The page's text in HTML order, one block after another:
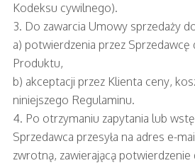
Kodeksu cywilnego).
3. Do zawarcia Umowy sprzedaży
a) potwierdzenia przez
Produktu,
b) akceptacji przez Klienta ceny,
niniejszego Regulaminu.
4. Po otrzymaniu zapytania lub
Sprzedawca przesyła na adres e-
zwrotną, zawierającą